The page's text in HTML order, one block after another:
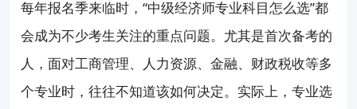
上班族怎么高效备考？
考过之后怎么领证、怎么评职称？
每年报名季来临时，“中级经济师专业科目怎么选”都
会成为不少考生关注的重点问题。尤其是首次备考的
人，面对工商管理、人力资源、金融、财政税收等多
个专业时，往往不知道该如何决定。实际上，专业选